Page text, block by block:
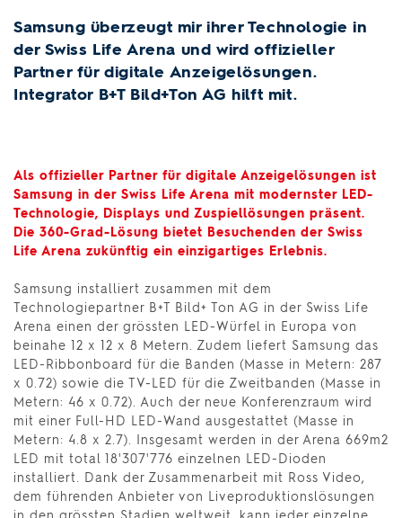
Samsung überzeugt mir ihrer Technologie in
der Swiss Life Arena und wird offizieller
Partner für digitale Anzeigelösungen.
Integrator B+T Bild+Ton AG hilft mit.
Als offizieller Partner für digitale Anzeigelösungen ist
Samsung in der Swiss Life Arena mit modernster LED-
Technologie, Displays und Zuspiellösungen präsent.
Die 360-Grad-Lösung bietet Besuchenden der Swiss
Life Arena zukünftig ein einzigartiges Erlebnis.
Samsung installiert zusammen mit dem
Technologiepartner B+T Bild+ Ton AG in der Swiss Life
Arena einen der grössten LED-Würfel in Europa von
beinahe 12 x 12 x 8 Metern. Zudem liefert Samsung das
LED-Ribbonboard für die Banden (Masse in Metern: 287
x 0.72) sowie die TV-LED für die Zweitbanden (Masse in
Metern: 46 x 0.72). Auch der neue Konferenzraum wird
mit einer Full-HD LED-Wand ausgestattet (Masse in
Metern: 4.8 x 2.7). Insgesamt werden in der Arena 669m2
LED mit total 18'307'776 einzelnen LED-Dioden
installiert. Dank der Zusammenarbeit mit Ross Video,
dem führenden Anbieter von Liveproduktionslösungen